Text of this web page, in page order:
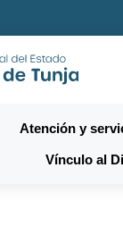
Atención y
Vínculo al